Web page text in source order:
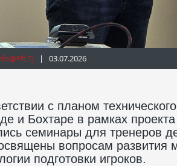
| 03.07.2026
с планом
и Бохтаре в рамках
семинары для тренеров
вопросам развития
подготовки игроков.